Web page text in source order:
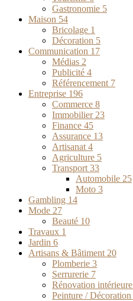
Gastronomie 5
Maison 54
Bricolage 1
Décoration 5
Communication 17
Médias 2
Publicité 4
Référencement 7
Entreprise 196
Commerce 8
Immobilier 23
Finance 45
Assurance 13
Artisanat 4
Agriculture 5
Transport 33
Automobile 25
Moto 3
Gambling 14
Mode 27
Beauté 10
Travaux 1
Jardin 6
Artisans & Bâtiment 20
Plomberie 3
Serrurerie 7
Rénovation intérieure
Peinture / Décoration